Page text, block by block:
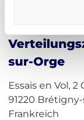
sur-Orge
Essais en Vol, 2
91220
Frankreich